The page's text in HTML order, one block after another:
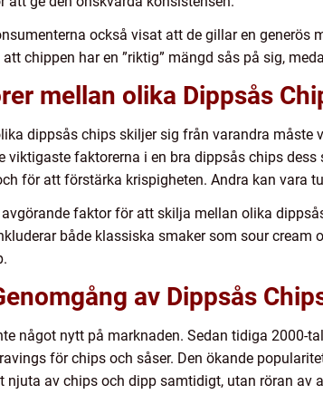
också visat att de gillar en
chippen har en ”riktig” mängd sås på sig,
mellan olika Dippsås
dippsås chips skiljer sig från varandra
viktigaste faktorerna i en bra dippsås chips
för att förstärka krispigheten. Andra kan vara
faktor för att skilja mellan olika
både klassiska smaker som sour
av Dippsås
något nytt på marknaden. Sedan tidiga
för chips och såser. Den ökande
njuta av chips och dipp samtidigt, utan röran av